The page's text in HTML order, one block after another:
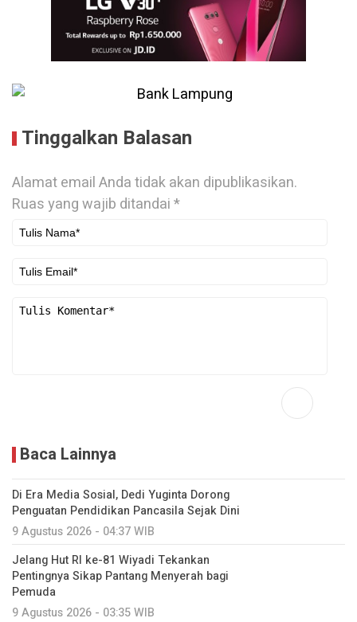
Tinggalkan Balasan
Alamat email Anda tidak akan dipublikasikan.
Ruas yang wajib ditandai*
Baca Lainnya
Di Era Media Sosial, Dedi Yuginta Dorong
Penguatan Pendidikan Pancasila Sejak Dini
9 Agustus 2026 - 04:37 WIB
Jelang Hut RI ke-81 Wiyadi Tekankan
Pentingnya Sikap Pantang Menyerah bagi
Pemuda
9 Agustus 2026 - 03:35 WIB